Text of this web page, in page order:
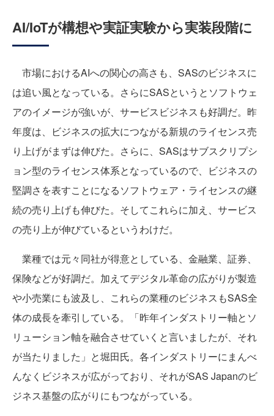
AI/IoTが構想や実証実験から実装段階に
市場におけるAIへの関心の高さも、SASのビジネスに
は追い風となっている。さらにSASというとソフトウェ
アのイメージが強いが、サービスビジネスも好調だ。昨
年度は、ビジネスの拡大につながる新規のライセンス売
り上げがまずは伸びた。さらに、SASはサブスクリプシ
ョン型のライセンス体系となっているので、ビジネスの
堅調さを表すことになるソフトウェア・ライセンスの継
続の売り上げも伸びた。そしてこれらに加え、サービス
の売り上が伸びているというわけだ。
業種では元々同社が得意としている、金融業、証券、
保険などが好調だ。加えてデジタル革命の広がりが製造
や小売業にも波及し、これらの業種のビジネスもSAS全
体の成長を牽引している。「昨年インダストリー軸とソ
リューション軸を融合させていくと言いましたが、それ
が当たりました」と堀田氏。各インダストリーにまんべ
んなくビジネスが広がっており、それがSAS Japanのビ
ジネス基盤の広がりにもつながっている。